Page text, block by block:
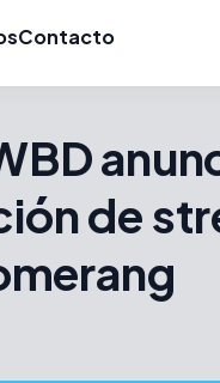
Contacto
de